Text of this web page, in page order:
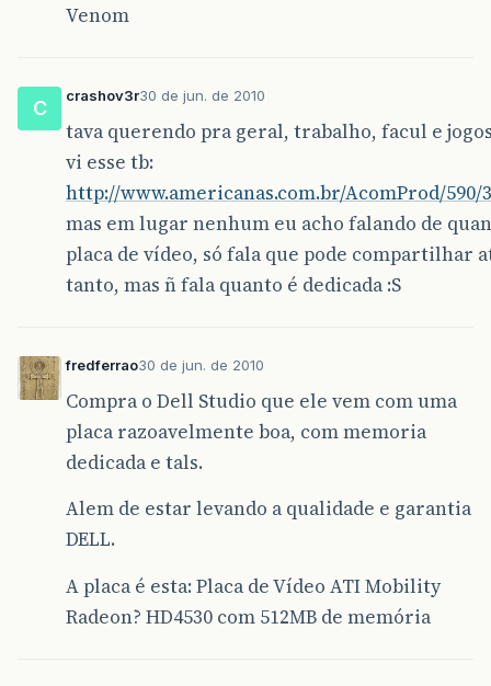
Venom
C
crashov3r30 de jun. de 2010
tava querendo pra geral, trabalho, facul e
vi esse tb:
http://www.americanas.com.br/AcomProd/590/
mas em lugar nenhum eu acho falando de
placa de vídeo, só fala que pode compartilhar
tanto, mas ñ fala quanto é dedicada :S
fredferrao30 de jun. de 2010
Compra o Dell Studio que ele vem com uma
placa razoavelmente boa, com memoria
dedicada e tals.
Alem de estar levando a qualidade e garantia
DELL.
A placa é esta: Placa de Vídeo ATI Mobility
Radeon? HD4530 com 512MB de memória